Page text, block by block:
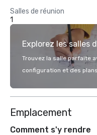
Salles de réunion
1
Explorez les salles
Trouvez la salle parfaite
configuration et des
Emplacement
Comment s'y rendre